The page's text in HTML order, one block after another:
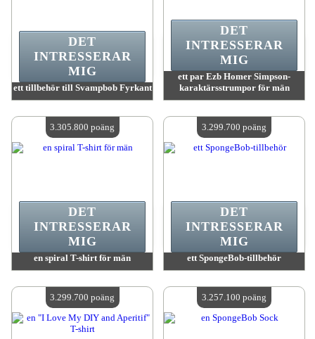
ett tillbehör till Svampbob Fyrkant
Antal tillgängliga:4
DET
INTRESSERAR
MIG
ett par Ezb Homer Simpson-
karaktärsstrumpor för män
Antal tillgängliga:4
DET
INTRESSERAR
MIG
en spiral T-shirt för män
Antal tillgängliga:4
DET
INTRESSERAR
MIG
3.305.800 poäng
ett SpongeBob-tillbehör
Antal tillgängliga:4
DET
INTRESSERAR
MIG
3.299.700 poäng
3.299.700 poäng 3.257.100 poäng